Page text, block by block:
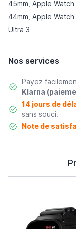
45mm, Apple
44mm, Apple
Ultra 3
Nos services
Payez
Klarna
14 jours de
sans souci.
Note de